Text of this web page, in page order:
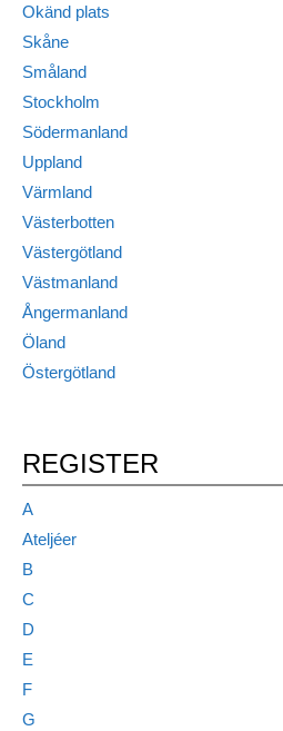
Okänd plats
Skåne
Småland
Stockholm
Södermanland
Uppland
Värmland
Västerbotten
Västergötland
Västmanland
Ångermanland
Öland
Östergötland
REGISTER
A
Ateljéer
B
C
D
E
F
G